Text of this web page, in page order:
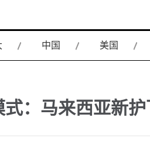
中国 美国
：马来西亚新